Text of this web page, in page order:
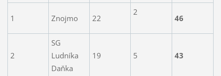
1 Znojmo 22
2
46
2
SG
Ludníka
Daňka
19 5 43